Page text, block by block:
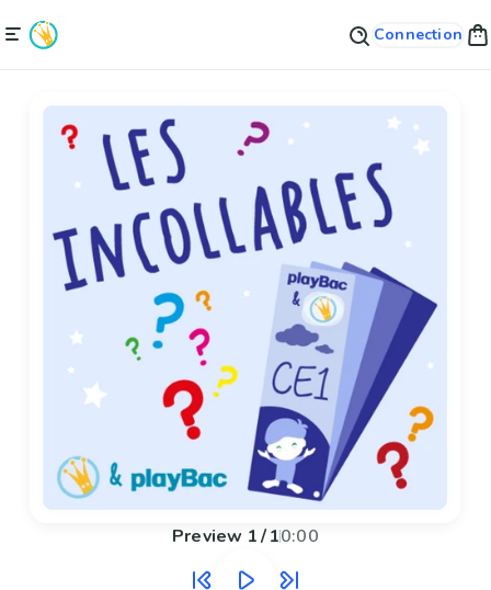
Connection
Preview 1/10:00